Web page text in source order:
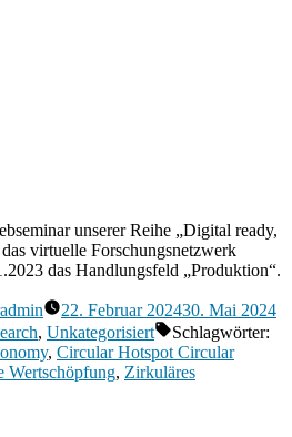
unserer Reihe „Digital ready,
virtuelle Forschungsnetzwerk
das Handlungsfeld „Produktion“.
22. Februar 202430. Mai 2024
, Unkategorisiert
Schlagwörter:
, Circular Hotspot Circular
Wertschöpfung, Zirkuläres